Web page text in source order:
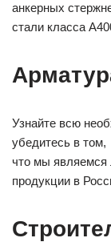
анкерных
стали класса
Узнайте всю
убедитесь в том,
что мы являемся
продукции в